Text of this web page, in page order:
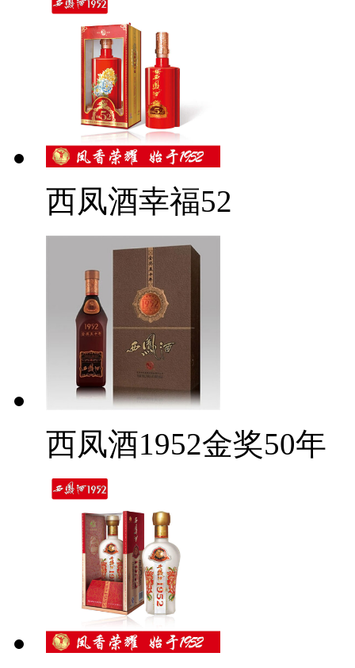
西凤酒幸福52
西凤酒1952金奖50年